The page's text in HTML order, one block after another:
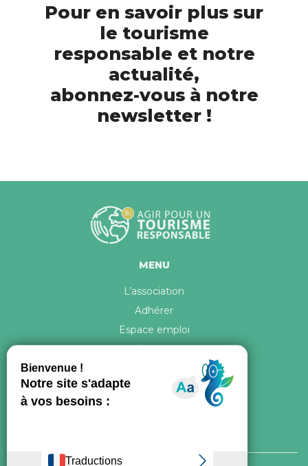
Pour en savoir plus sur
le tourisme
responsable et notre
actualité,
abonnez-vous à notre
newsletter !
MENU
L’association
Adhérer
Espace emploi
Contact